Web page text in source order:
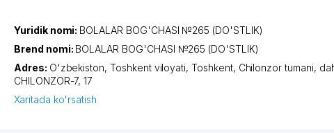
Yuridik nomi: BOLALAR BOG'CHASI №265 (DO'STLIK)
Brend nomi: BOLALAR BOG'CHASI №265 (DO'STLIK)
Adres: O'zbekiston,Toshkent viloyati,Toshkent, Chilonzor tumani,
CHILONZOR-7, 17
Xaritada ko'rsatish